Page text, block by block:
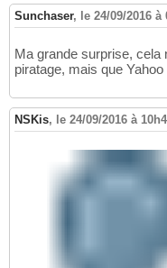
Sunchaser, le 24/09/2016 à
Ma grande surprise, cela
piratage, mais que
NSKis, le 24/09/2016 à